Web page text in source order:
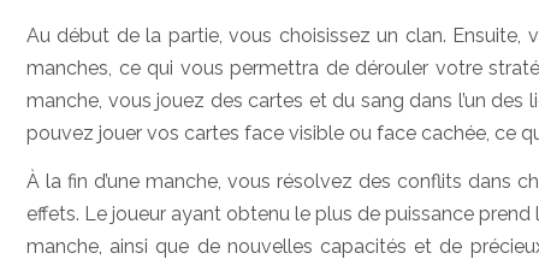
Au début de la partie, vous choisissez un clan.
manches, ce qui vous permettra de dérouler votre
manche, vous jouez des cartes et du sang dans l’un des
pouvez jouer vos cartes face visible ou face cachée, ce
À la fin d’une manche, vous résolvez des conflits dans
effets. Le joueur ayant obtenu le plus de puissance
manche, ainsi que de nouvelles capacités et de